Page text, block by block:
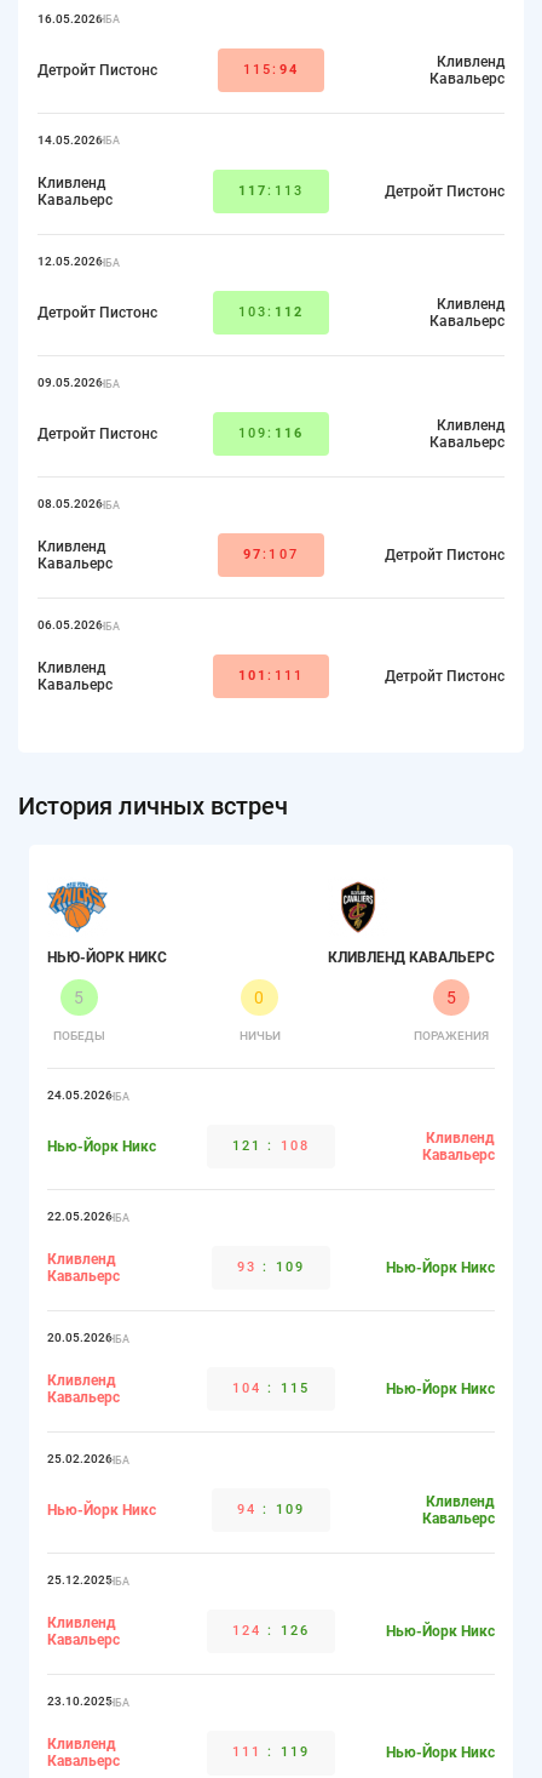
16.05.2026НБА
Детройт Пистонс 115: 94
Кливленд
Кавальерс
14.05.2026НБА
Кливленд
Кавальерс
117:113 Детройт Пистонс
12.05.2026НБА
Детройт Пистонс 103: 112
Кливленд
Кавальерс
09.05.2026НБА
Детройт Пистонс 109: 116
Кливленд
Кавальерс
08.05.2026НБА
Кливленд
Кавальерс
97:107 Детройт Пистонс
06.05.2026НБА
Кливленд
Кавальерс
101:111 Детройт Пистонс
История личных встреч
НЬЮ-ЙОРК НИКС
5
ПОБЕДЫ
0
НИЧЬИ
5
ПОРАЖЕНИЯ
КЛИВЛЕНД КАВАЛЬЕРС
24.05.2026НБА
Нью-Йорк Никс 121 : 108
Кливленд
Кавальерс
22.05.2026НБА
Кливленд
Кавальерс
93 : 109 Нью-Йорк Никс
20.05.2026НБА
Кливленд
Кавальерс
104 : 115 Нью-Йорк Никс
25.02.2026НБА
Нью-Йорк Никс 94 : 109
Кливленд
Кавальерс
25.12.2025НБА
Кливленд
Кавальерс
124 : 126 Нью-Йорк Никс
23.10.2025НБА
Кливленд
Кавальерс
111 : 119 Нью-Йорк Никс